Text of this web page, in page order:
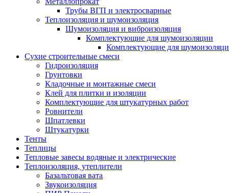
Трубы ВГП и электросварные
Теплоизоляция и шумоизоляция
Шумоизоляция и виброизоляция
Комплектующие для шумоизоляции
Комплектующие для
Сухие строительные смеси
Гидроизоляция
Грунтовки
Кладочные и монтажные смеси
Клей для плитки и изоляции
Комплектующие для штукатурных работ
Ровнители
Шпатлевки
Штукатурки
Тенты
Теплицы
Тепловые завесы водяные и электрические
Теплоизоляция, утеплители
Базальтовая вата
Звукоизоляция